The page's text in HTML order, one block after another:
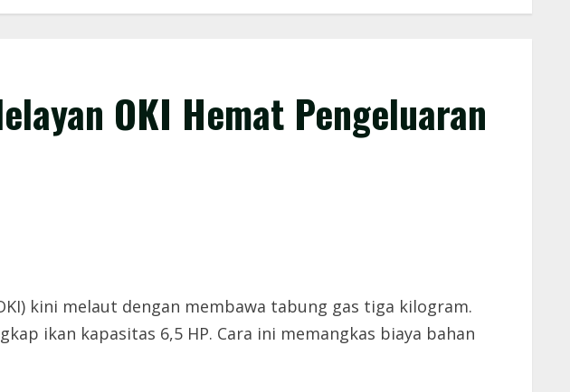
OKI Hemat Pengeluaran
kini melaut dengan membawa tabung gas tiga kilogram.
ikan kapasitas 6,5 HP. Cara ini memangkas biaya bahan